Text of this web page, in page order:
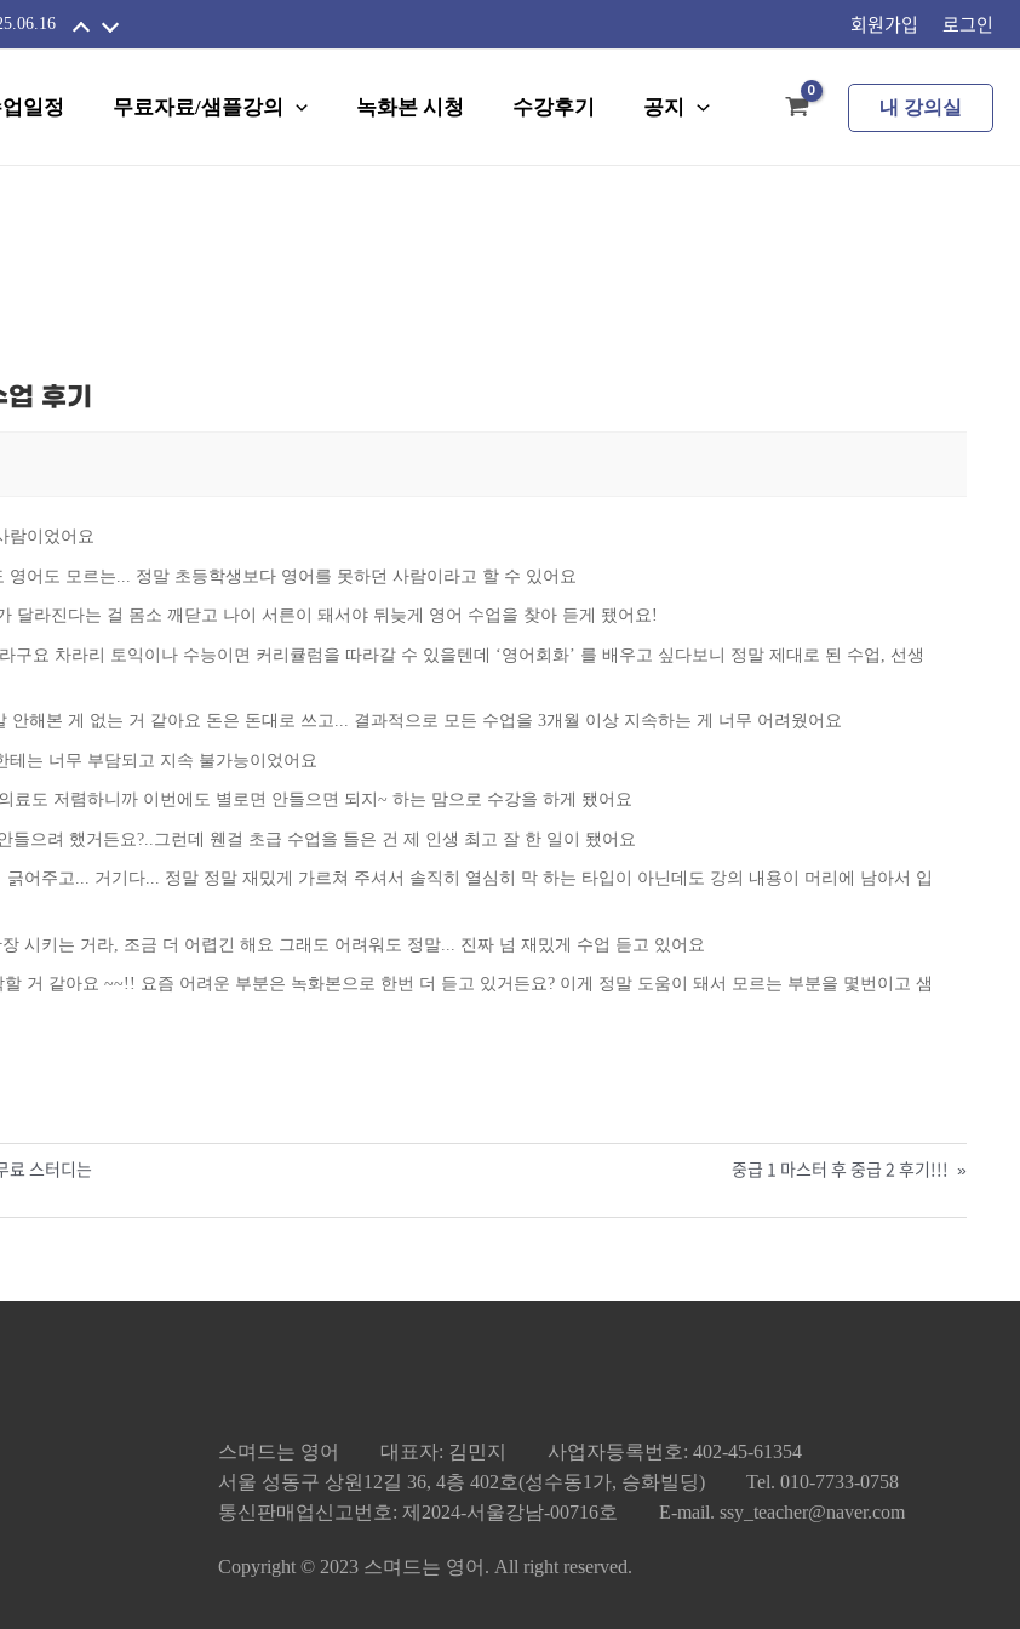
회원가입 로그인
일정 무료자료/샘플강의 녹화본 시청 수강후기 공지 내 강의실
후기
람이었어요
어도 모르는... 정말 초등학생보다 영어를 못하던 사람이라고 할 수 있어요
달라진다는 걸 몸소 깨닫고 나이 서른이 돼서야 뒤늦게 영어 수업을 찾아 듣게 됐어요!
요 차라리 토익이나 수능이면 커리큘럼을 따라갈 수 있을텐데 ‘영어회화’ 를 배우고 싶다보니 정말 제대로 된 수업, 선생
해본 게 없는 거 같아요 돈은 돈대로 쓰고... 결과적으로 모든 수업을 3개월 이상 지속하는 게 너무 어려웠어요
는 너무 부담되고 지속 불가능이었어요
도 저렴하니까 이번에도 별로면 안들으면 되지~ 하는 맘으로 수강을 하게 됐어요
으려 했거든요?..그런데 웬걸 초급 수업을 들은 건 제 인생 최고 잘 한 일이 됐어요
어주고... 거기다... 정말 정말 재밌게 가르쳐 주셔서 솔직히 열심히 막 하는 타입이 아닌데도 강의 내용이 머리에 남아서 입
시키는 거라, 조금 더 어렵긴 해요 그래도 어려워도 정말... 진짜 넘 재밌게 수업 듣고 있어요
거 같아요 ~~!! 요즘 어려운 부분은 녹화본으로 한번 더 듣고 있거든요? 이게 정말 도움이 돼서 모르는 부분을 몇번이고 샘
료 스터디는
중급 1 마스터 후 중급 2 후기!!! »
스며드는 영어 대표자: 김민지
사업자등록번호: 402-45-61354
서울 성동구 상원12길 36, 4층 402호(성수동1가, 승화빌딩)
Tel. 010-7733-0758
통신판매업신고번호: 제2024-서울강남-00716호
E-mail. ssy_teacher@naver.com
Copyright © 2023 스며드는 영어. All right reserved.